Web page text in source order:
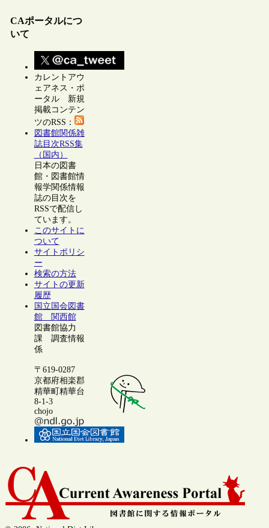
CAポータルにつ
いて
カレントアウ
ェアネス・ポ
ータル 新規
掲載コンテン
ツのRSS：
図書館関係雑
誌目次RSS集
（国内）
日本の図書
館・図書館情
報学関係情報
誌の目次を
RSSで配信し
ています。
このサイトに
ついて
サイトポリシ
ー
検索の方法
サイトの更新
履歴
国立国会図書
館 関西館
図書館協力
課 調査情報
係
〒619-0287
京都府相楽郡
精華町精華台
8-1-3
chojo